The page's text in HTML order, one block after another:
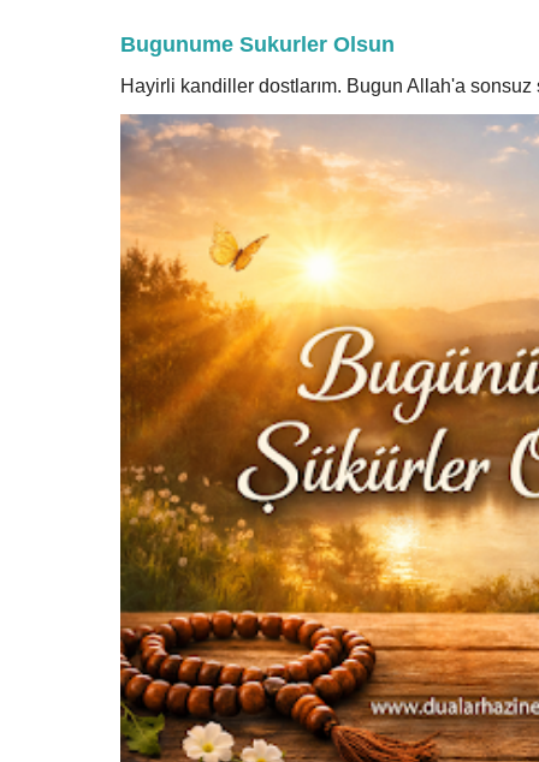
Bugunume Sukurler Olsun
Hayirli kandiller dostlarım. Bugun Allah'a